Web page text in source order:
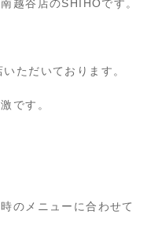
越谷店のSHIHOです。
ただいております。
です。
のメニューに合わせて